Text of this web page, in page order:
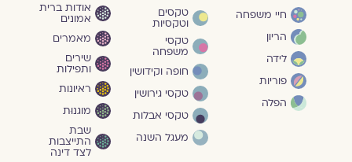
חיי משפחה
הריון
לידה
פוריות
הפלה
טקסים
וטקסיות
טקסי
משפחה
חופה וקידושין
טקסי גירושין
טקסי אבלות
מעגל השנה
אודות ברית
אמונים
מאמרים
שירים
ותפילות
ראיונות
מוגנוּת
שבת
התייצבות
לצד דינה